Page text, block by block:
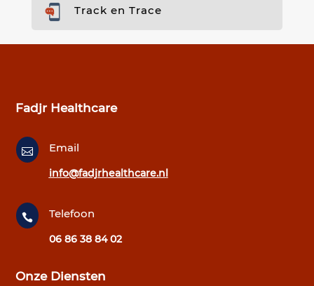
Track en Trace
Fadjr Healthcare
 Email
info@fadjrhealthcare.nl
 Telefoon
06 86 38 84 02
Onze Diensten